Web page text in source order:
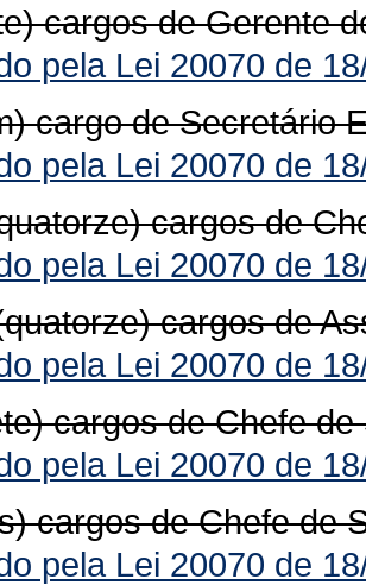
cargos de Gerente
pela Lei 20070 de
cargo de Secretário
pela Lei 20070 de
cargos de
pela Lei 20070 de
cargos de
pela Lei 20070 de
cargos de Chefe
pela Lei 20070 de
cargos de Chefe de
pela Lei 20070 de